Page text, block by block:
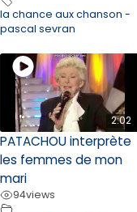
la chance aux chanson -
pascal sevran
2:02
PATACHOU interprète
les femmes de mon
mari
94views